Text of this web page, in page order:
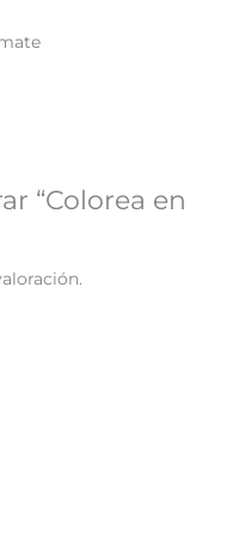
“Colorea en